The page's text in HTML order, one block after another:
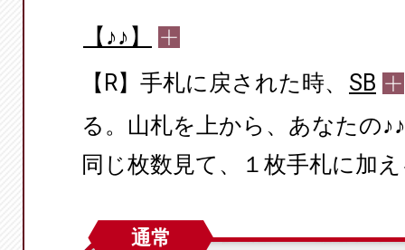
【♪♪】
【R】手札に戻された時、
SB
る。山札を上から、あなたの
同じ枚数見て、１枚手札に加
通常